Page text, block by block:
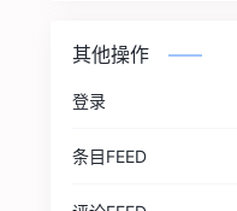
其他操作
登录
条目FEED